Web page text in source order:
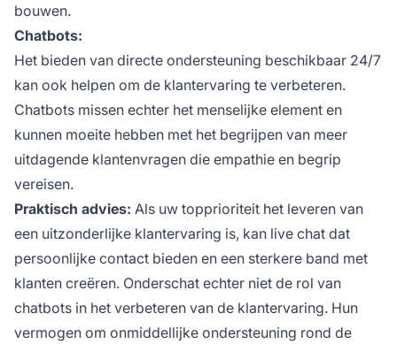
bouwen.
Chatbots:
Het bieden van directe ondersteuning beschikbaar 24/7
kan ook helpen om de klantervaring te verbeteren.
Chatbots missen echter het menselijke element en
kunnen moeite hebben met het begrijpen van meer
uitdagende klantenvragen die empathie en begrip
vereisen.
Praktisch advies: Als uw topprioriteit het leveren van
een uitzonderlijke klantervaring is, kan live chat dat
persoonlijke contact bieden en een sterkere band met
klanten creëren. Onderschat echter niet de rol van
chatbots in het verbeteren van de klantervaring. Hun
vermogen om onmiddellijke ondersteuning rond de